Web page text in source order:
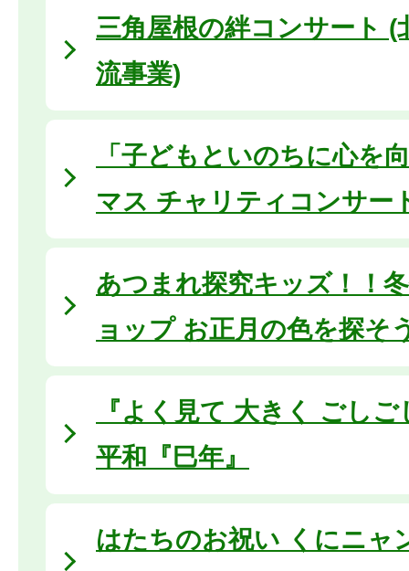
三角屋根の絆コンサート (
流事業)
「子どもといのちに心を
マス チャリティコンサー
あつまれ探究キッズ！！
ョップ お正月の色を探そ
『よく見て 大きく ごし
平和『巳年』
はたちのお祝い くにニャ